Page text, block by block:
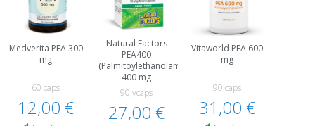
Medverita PEA 300
mg
60 caps
12,00 €
Natural Factors
PEA400
(Palmitoylethanolamide)
400 mg
90 vcaps
27,00 €
Vitaworld PEA 600
mg
90 caps
31,00 €